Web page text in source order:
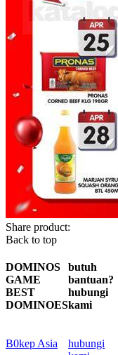
Share product:
Back to top
DOMINOS
GAME
BEST
DOMINOES
B0kep Asia
butuh
bantuan?
hubungi
kami
hubungi